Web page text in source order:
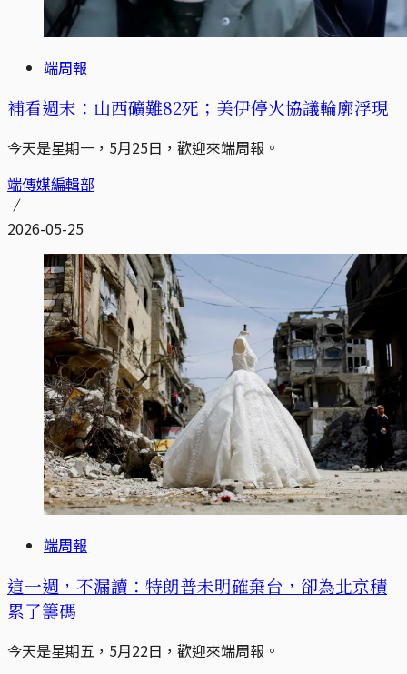
端周報
補看週末：山西礦難82死；美伊停火協議輪廓浮現
今天是星期一，5月25日，歡迎來端周報。
端傳媒編輯部
2026-05-25
端周報
這一週，不漏讀：特朗普未明確棄台，卻為北京積
累了籌碼
今天是星期五，5月22日，歡迎來端周報。